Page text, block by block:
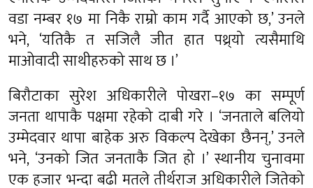
वडा नम्बर १७ मा निकै राम्रो काम गर्दै आएको छ,’ उनले
भने, ‘यतिकै त सजिलै जीत हात पथ्र्यो त्यसैमाथि
माओवादी साथीहरुको साथ छ ।’
बिरौटाका सुरेश अधिकारीले पोखरा–१७ का सम्पूर्ण
जनता थापाकै पक्षमा रहेको दाबी गरे । ‘जनताले बलियो
उम्मेदवार थापा बाहेक अरु विकल्प देखेका छैनन्,’ उनले
भने, ‘उनको जित जनताकै जित हो ।’ स्थानीय चुनावमा
एक हजार भन्दा बढी मतले तीर्थराज अधिकारीले जितेको